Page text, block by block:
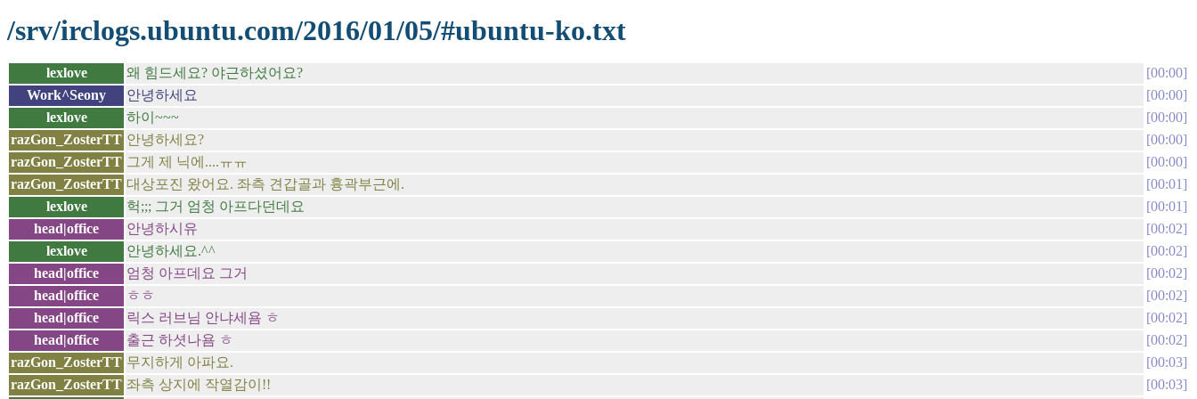
/srv/irclogs.ubuntu.com/2016/01/05/#ubuntu-ko.txt
lexlove 왜 힘드세요? 야근하셨어요?
00:00
Work^Seony
안녕하세요
00:00
lexlove
하이~~~
00:00
razGon_ZosterTT 안녕하세요?
00:00
razGon_ZosterTT 그게 제 닉에....ㅠㅠ
00:00
razGon_ZosterTT 대상포진 왔어요. 좌측 견갑골과 흉곽부근에.
00:01
lexlove
헉;;; 그거 엄청 아프다던데요
00:01
head|office
안녕하시유
00:02
lexlove
안녕하세요.^^
00:02
head|office
엄청 아프데요 그거
00:02
head|office
ㅎㅎ
00:02
head|office
릭스 러브님 안냐세욤 ㅎ
00:02
head|office
출근 하셧나욤 ㅎ
00:02
razGon_ZosterTT 무지하게 아파요.
00:03
razGon_ZosterTT 좌측 상지에 작열감이!!
00:03